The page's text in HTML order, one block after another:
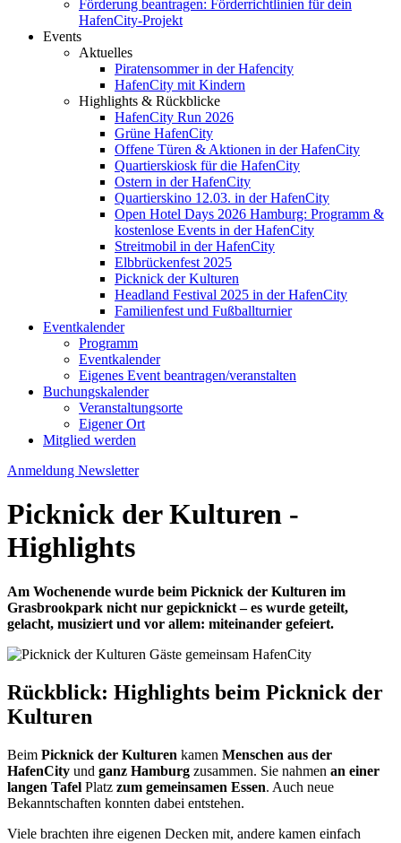
Förderung beantragen: Förderrichtlinien für dein
HafenCity-Projekt
Events
Aktuelles
Piratensommer in der Hafencity
HafenCity mit Kindern
Highlights & Rückblicke
HafenCity Run 2026
Grüne HafenCity
Offene Türen & Aktionen in der HafenCity
Quartierskiosk für die HafenCity
Ostern in der HafenCity
Quartierskino 12.03. in der HafenCity
Open Hotel Days 2026 Hamburg: Programm &
kostenlose Events in der HafenCity
Streitmobil in der HafenCity
Elbbrückenfest 2025
Picknick der Kulturen
Headland Festival 2025 in der HafenCity
Familienfest und Fußballturnier
Eventkalender
Programm
Eventkalender
Eigenes Event beantragen/veranstalten
Buchungskalender
Veranstaltungsorte
Eigener Ort
Mitglied werden
Anmeldung Newsletter
Picknick der Kulturen -
Highlights
Am Wochenende wurde beim Picknick der Kulturen im
Grasbrookpark nicht nur gepicknickt – es wurde geteilt,
gelacht, musiziert und vor allem: miteinander gefeiert.
Rückblick: Highlights beim Picknick der
Kulturen
Beim Picknick der Kulturen kamen Menschen aus der
HafenCity und ganz Hamburg zusammen. Sie nahmen an einer
langen Tafel Platz zum gemeinsamen Essen. Auch neue
Bekanntschaften konnten dabei entstehen.
Viele brachten ihre eigenen Decken mit, andere kamen einfach